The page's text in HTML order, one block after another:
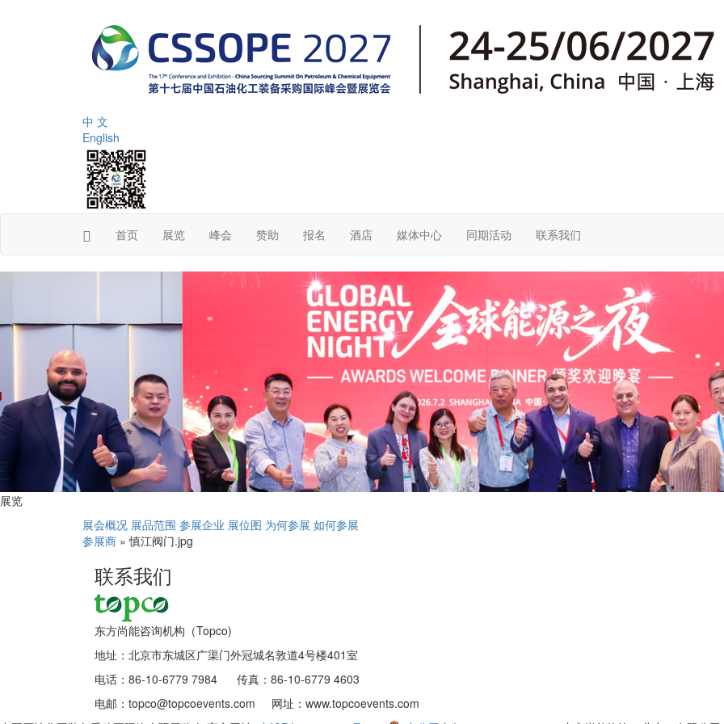
中 文
English
首页 展览 峰会 赞助 报名 酒店 媒体中心 同期活动 联系我们
展览
展会概况 展品范围 参展企业 展位图 为何参展 如何参展
参展商 » 慎江阀门.jpg
联系我们
东方尚能咨询机构（Topco)
地址：北京市东城区广渠门外冠城名敦道4号楼401室
电话：86-10-6779 7984 传真：86-10-6779 4603
电邮：topco@topcoevents.com 网址：www.topcoevents.com